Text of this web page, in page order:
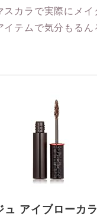
スカラで実際にメイ
イテムで気分もるん
ュ アイブローカ